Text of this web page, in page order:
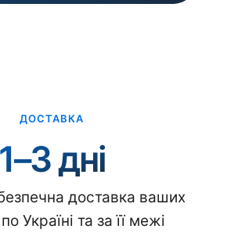
ДОСТАВКА
1–3 дні
доставка ваших
Україні та за її межі